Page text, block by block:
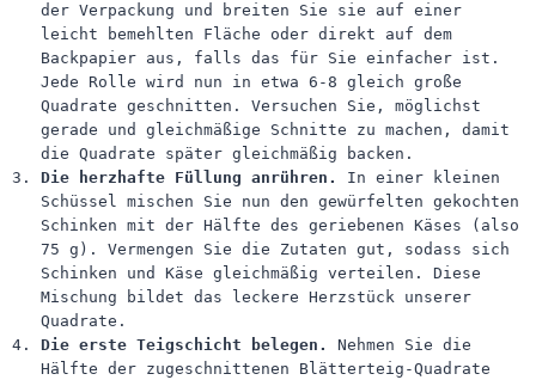
der Verpackung und breiten Sie sie auf einer
leicht bemehlten Fläche oder direkt auf dem
Backpapier aus, falls das für Sie einfacher ist.
Jede Rolle wird nun in etwa 6-8 gleich große
Quadrate geschnitten. Versuchen Sie, möglichst
gerade und gleichmäßige Schnitte zu machen, damit
die Quadrate später gleichmäßig backen.
Die herzhafte Füllung anrühren.
In einer kleinen
Schüssel mischen Sie nun den gewürfelten gekochten
Schinken mit der Hälfte des geriebenen Käses (also
75 g). Vermengen Sie die Zutaten gut, sodass sich
Schinken und Käse gleichmäßig verteilen. Diese
Mischung bildet das leckere Herzstück unserer
Quadrate.
Die erste Teigschicht belegen.
Nehmen Sie die
Hälfte der zugeschnittenen Blätterteig-Quadrate